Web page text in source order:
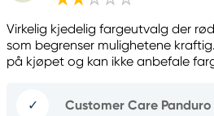
Virkelig kjedelig fargeutvalg der
som begrenser mulighetene
på kjøpet og kan ikke anbefale
✓
Customer Care Panduro